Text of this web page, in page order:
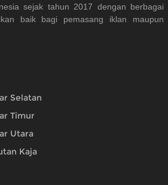
sejak tahun 2017 dengan berbagai
baik bagi pemasang iklan maupun
Selatan
Timur
Utara
Kaja